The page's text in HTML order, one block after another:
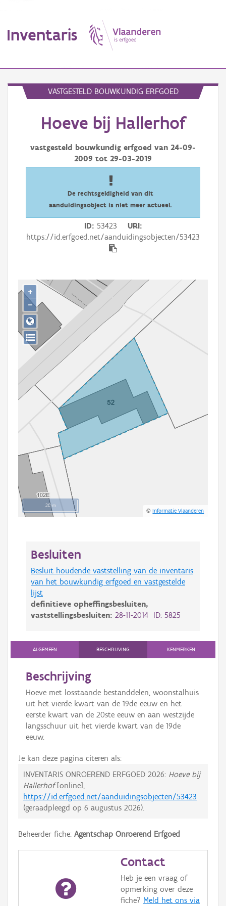
Inventaris
Erfgoedobject
Aanduidingsobject
Waarneming
Persoon of collectief
Aanmelden
VASTGESTELD BOUWKUNDIG ERFGOED
Hoeve bij Hallerhof
vastgesteld bouwkundig erfgoed van 24-09-
2009 tot 29-03-2019
De rechtsgeldigheid van dit
aanduidingsobject is niet meer actueel.
ID 53423
URI
https://id.erfgoed.net/aanduidingsobjecten/53423
20 m
©Informatie Vlaanderen
+
−
Besluiten
Besluit houdende vaststelling van de inventaris
van het bouwkundig erfgoed en vastgestelde
lijst
definitieve opheffingsbesluiten,
vaststellingsbesluiten: 28-11-2014 ID: 5825
ALGEMEEN BESCHRIJVING KENMERKEN
Beschrijving
Hoeve met losstaande bestanddelen, woonstalhuis
uit het vierde kwart van de 19de eeuw en het
eerste kwart van de 20ste eeuw en aan westzijde
langsschuur uit het vierde kwart van de 19de
eeuw.
Je kan deze pagina citeren als:
INVENTARIS ONROEREND ERFGOED 2026: Hoeve bij
Hallerhof[online],
https://id.erfgoed.net/aanduidingsobjecten/53423
(geraadpleegd op 6 augustus 2026).
Beheerder fiche: Agentschap Onroerend Erfgoed
Contact
Heb je een vraag of
opmerking over deze
fiche? Meld het ons via